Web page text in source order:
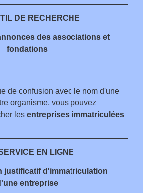
DE RECHERCHE
des associations et
fondations
de confusion avec le nom d'une
organisme, vous pouvez
les entreprises immatriculées
EN LIGNE
justificatif d'immatriculation
entreprise